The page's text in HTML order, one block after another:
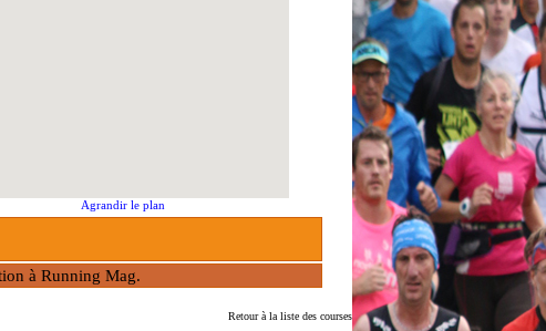
Agrandir le plan
à Running Mag.
Retour à la liste des courses